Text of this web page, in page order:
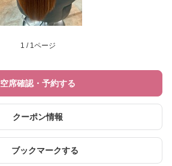
1 / 1ページ
空席確認・予約する
クーポン情報
ブックマークする